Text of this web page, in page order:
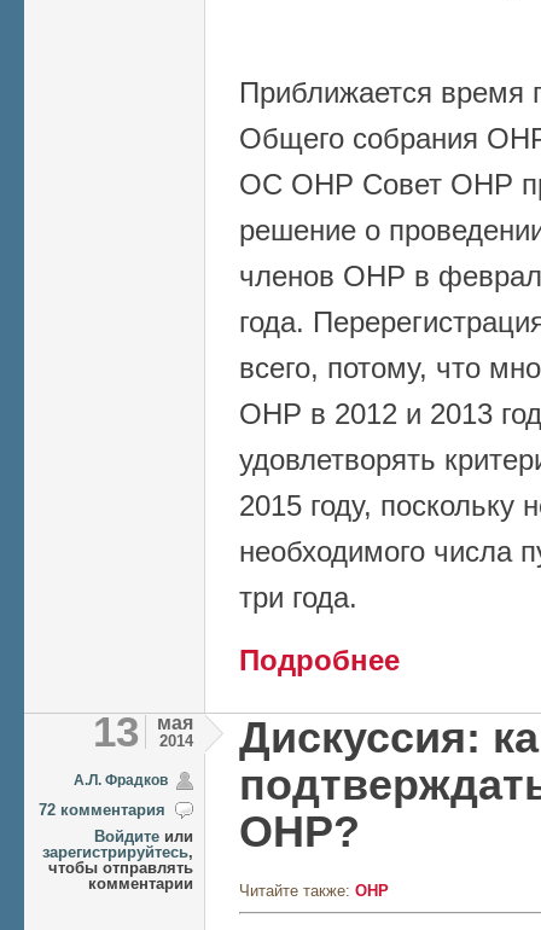
Приближается время
Общего собрания
ОС ОНР Совет ОНР
решение о
членов ОНР в
года.
всего, потому, что
ОНР в 2012 и 2013
удовлетворять
2015 году, поскольку
необходимого числа
три года.
Подробнее
13 мая
2014
А.Л. Фрадков
72 комментария
Войдите или
зарегистрируйтесь,
чтобы отправлять
комментарии
Дискуссия:
ОНР?
Читайте также: ОНР